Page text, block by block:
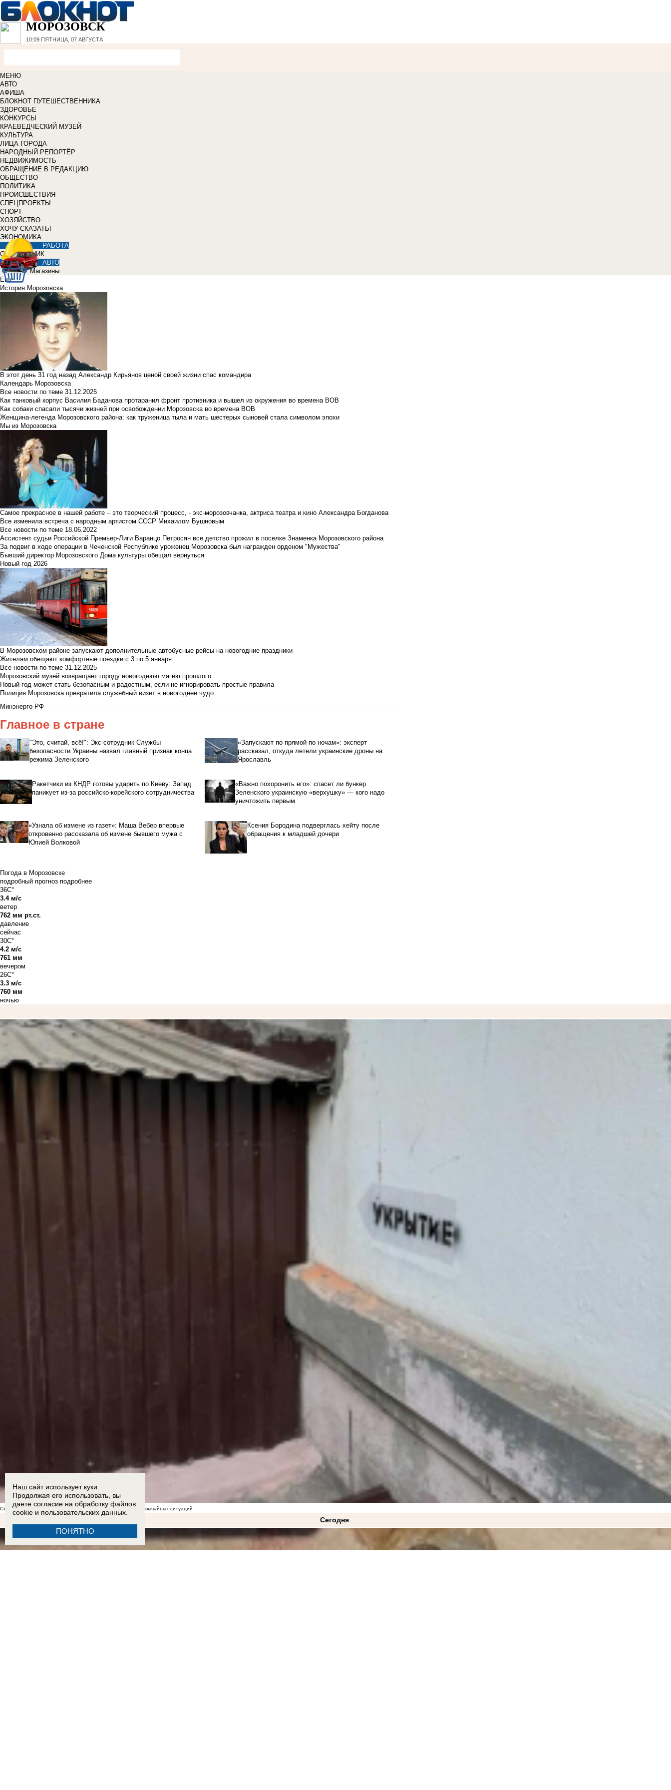
МОРОЗОВСК
10:09 ПЯТНИЦА, 07 АВГУСТА
МЕНЮ
АВТО
АФИША
БЛОКНОТ ПУТЕШЕСТВЕННИКА
ЗДОРОВЬЕ
КОНКУРСЫ
КРАЕВЕДЧЕСКИЙ МУЗЕЙ
КУЛЬТУРА
ЛИЦА ГОРОДА
НАРОДНЫЙ РЕПОРТЁР
НЕДВИЖИМОСТЬ
ОБРАЩЕНИЕ В РЕДАКЦИЮ
ОБЩЕСТВО
ПОЛИТИКА
ПРОИСШЕСТВИЯ
СПЕЦПРОЕКТЫ
СПОРТ
ХОЗЯЙСТВО
ХОЧУ СКАЗАТЬ!
ЭКОНОМИКА
РАБОТА
СПРАВОЧНИК
АВТО
Магазины
Еще
История Морозовска
В этот день 31 год назад Александр Кирьянов ценой своей жизни спас командира
Календарь Морозовска
Все новости по теме 31.12.2025
Как танковый корпус Василия Баданова протаранил фронт противника и вышел из окружения во времена ВОВ
Как собаки спасали тысячи жизней при освобождении Морозовска во времена ВОВ
Женщина-легенда Морозовского района: как труженица тыла и мать шестерых сыновей стала символом эпохи
Мы из Морозовска
Самое прекрасное в нашей работе – это творческий процесс, - экс-морозовчанка, актриса театра и кино Александра Богданова
Все изменила встреча с народным артистом СССР Михаилом Бушновым
Все новости по теме 18.06.2022
Ассистент судьи Российской Премьер-Лиги Варанцо Петросян все детство прожил в поселке Знаменка Морозовского района
За подвиг в ходе операции в Чеченской Республике уроженец Морозовска был награжден орденом "Мужества"
Бывший директор Морозовского Дома культуры обещал вернуться
Новый год 2026
В Морозовском районе запускают дополнительные автобусные рейсы на новогодние праздники
Жителям обещают комфортные поездки с 3 по 5 января
Все новости по теме 31.12.2025
Морозовский музей возвращает городу новогоднюю магию прошлого
Новый год может стать безопасным и радостным, если не игнорировать простые правила
Полиция Морозовска превратила служебный визит в новогоднее чудо
Минэнерго РФ
Главное в стране
"Это, считай, всё!": Экс-сотрудник Службы
безопасности Украины назвал главный признак конца
режима Зеленского
«Запускают по прямой по ночам»: эксперт
рассказал, откуда летели украинские дроны на
Ярославль
Ракетчики из КНДР готовы ударить по Киеву: Запад
паникует из-за российско-корейского сотрудничества
«Важно похоронить его»: спасет ли бункер
Зеленского украинскую «верхушку» — кого надо
уничтожить первым
«Узнала об измене из газет»: Маша Вебер впервые
откровенно рассказала об измене бывшего мужа с
Юлией Волковой
Ксения Бородина подверглась хейту после
обращения к младшей дочери
Погода в Морозовске
подробный прогноз подробнее
36C°
3.4 м/с
ветер
762 мм рт.ст.
давление
сейчас
30C°
4.2 м/с
761 мм
вечером
26C°
3.3 м/с
760 мм
ночью
Стал известен список укрытий в Морозовске на случай чрезвычайных ситуаций
Сегодня
Наш сайт использует куки.
Продолжая его использовать, вы
даете согласие на обработку файлов
cookie и пользовательских данных.
ПОНЯТНО